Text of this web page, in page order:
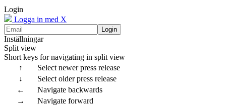
Login
Logga in med X
Login
Inställningar
Split view
Short keys for navigating in split view
↑
Select newer press release
↓
Select older press release
←
Navigate backwards
→
Navigate forward